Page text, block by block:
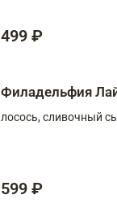
499 ₽
Филадельфия
лосось, сливочный
599 ₽